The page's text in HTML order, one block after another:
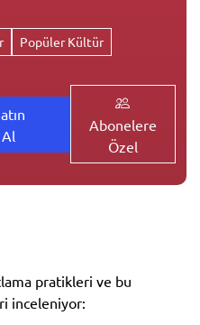
Popüler Kültür
Al
Abonelere
Özel
pratikleri ve bu
inceleniyor: